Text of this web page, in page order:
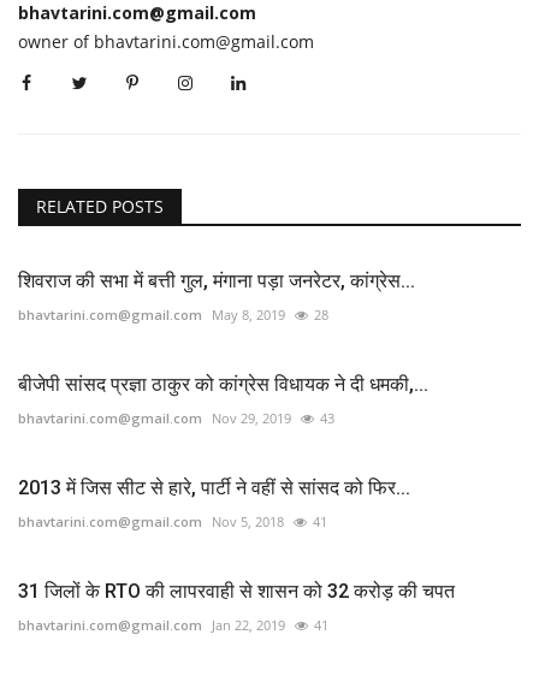
bhavtarini.com@gmail.com
owner of bhavtarini.com@gmail.com
RELATED POSTS
शिवराज की सभा में बत्ती गुल, मंगाना पड़ा जनरेटर, कांग्रेस...
bhavtarini.com@gmail.com May 8, 2019 28
बीजेपी सांसद प्रज्ञा ठाकुर को कांग्रेस विधायक ने दी धमकी,...
bhavtarini.com@gmail.com Nov 29, 2019 43
2013 में जिस सीट से हारे, पार्टी ने वहीं से सांसद को फिर...
bhavtarini.com@gmail.com Nov 5, 2018 41
31 जिलों के RTO की लापरवाही से शासन को 32 करोड़ की चपत
bhavtarini.com@gmail.com Jan 22, 2019 41